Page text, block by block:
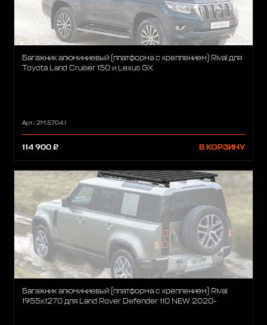
Багажник алюминиевый (платформа с креплением) Rival для
Toyota Land Cruiser 150 и Lexus GX
Арт.: 2M.5704.1
114 900 ₽ В КОРЗИНУ
Багажник алюминиевый (платформа с креплением) Rival
1955x1270 для Land Rover Defender 110 NEW 2020-